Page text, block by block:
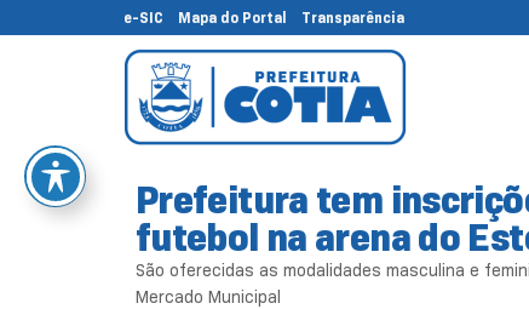
e-SIC Mapa do Portal Transparência
Prefeitura tem
futebol na arena do
São oferecidas as modalidades masculina e
Mercado Municipal